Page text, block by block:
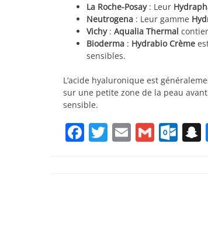
La Roche-Posay: Leur
Neutrogena : Leur gamme
Vichy: Aqualia Thermal
Bioderma : Hydrabio Crème
sensibles.
L’acide hyaluronique est
sur une petite zone de la peau
sensible.
Facebook
Twitter
EmailGmail